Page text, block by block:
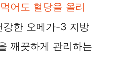
어도 혈당을 올리
강한 오메가-3 지방
깨끗하게 관리하는